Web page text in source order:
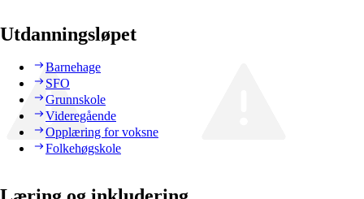
Utdanningsløpet
Barnehage
SFO
Grunnskole
Videregående
Opplæring for voksne
Folkehøgskole